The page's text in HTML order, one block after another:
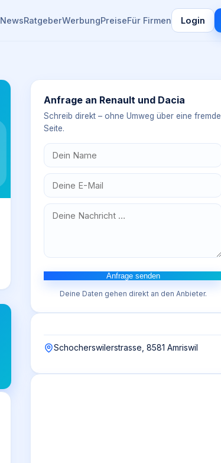
NewsRatgeberWerbungPreiseFür Firmen Login
Anfrage an Renault und Dacia
Schreib direkt – ohne Umweg über eine fremde
Seite.
Anfrage senden
Deine Daten gehen direkt an den Anbieter.
Schocherswilerstrasse, 8581 Amriswil